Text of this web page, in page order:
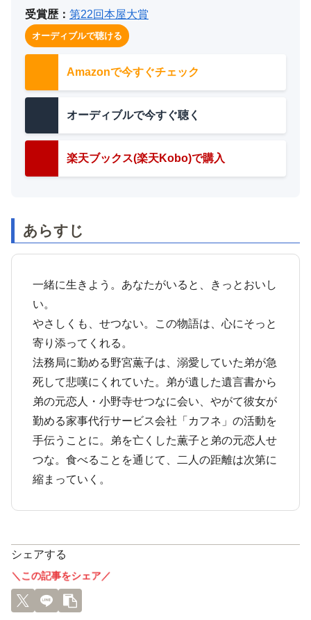
受賞歴： 第22回本屋大賞
オーディブルで聴ける
Amazonで今すぐチェック
オーディブルで今すぐ聴く
楽天ブックス(楽天Kobo)で購入
あらすじ
一緒に生きよう。あなたがいると、きっとおいし
い。
やさしくも、せつない。この物語は、心にそっと
寄り添ってくれる。
法務局に勤める野宮薫子は、溺愛していた弟が急
死して悲嘆にくれていた。弟が遺した遺言書から
弟の元恋人・小野寺せつなに会い、やがて彼女が
勤める家事代行サービス会社「カフネ」の活動を
手伝うことに。弟を亡くした薫子と弟の元恋人せ
つな。食べることを通じて、二人の距離は次第に
縮まっていく。
シェアする
＼この記事をシェア／